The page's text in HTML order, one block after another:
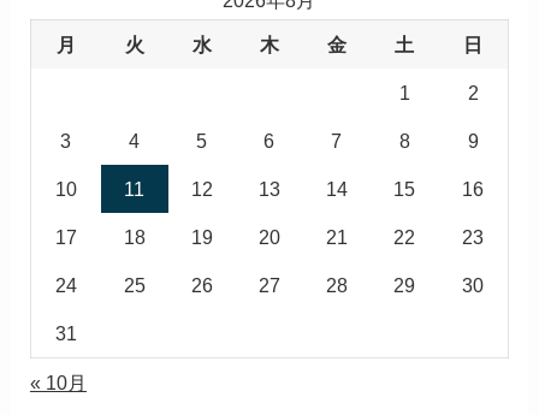
月 火 水 木 金 土 日
1 2
3 4 5 6 7 8 9
10 11 12 13 14 15 16
17 18 19 20 21 22 23
24 25 26 27 28 29 30
31
« 10月